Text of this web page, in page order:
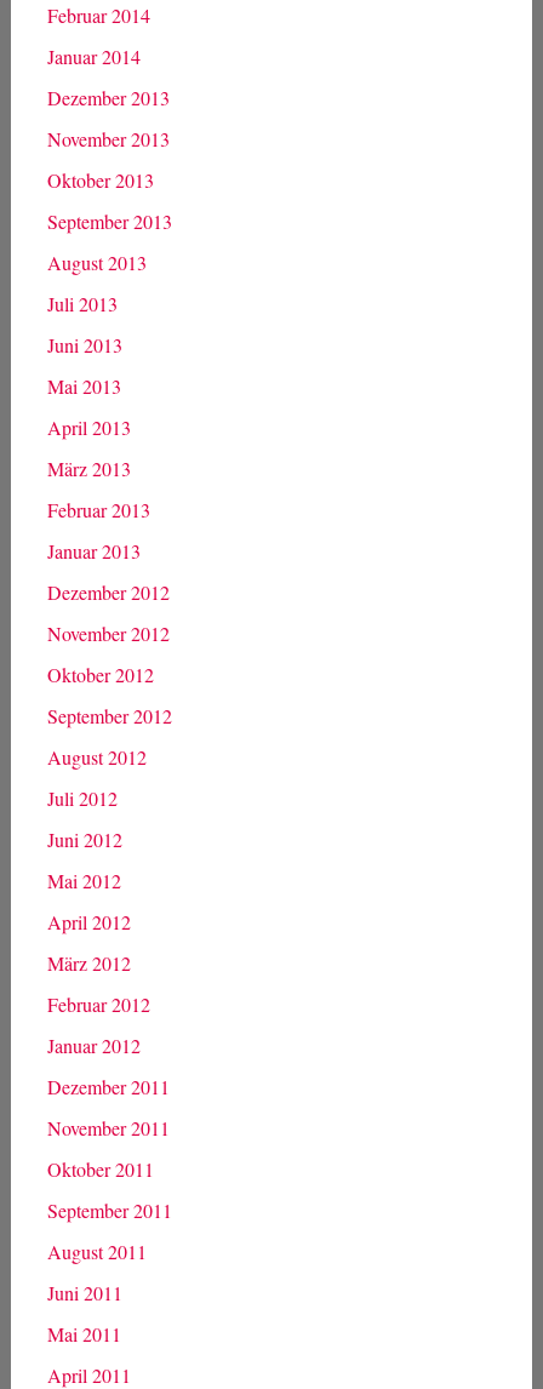
Februar 2014
Januar 2014
Dezember 2013
November 2013
Oktober 2013
September 2013
August 2013
Juli 2013
Juni 2013
Mai 2013
April 2013
März 2013
Februar 2013
Januar 2013
Dezember 2012
November 2012
Oktober 2012
September 2012
August 2012
Juli 2012
Juni 2012
Mai 2012
April 2012
März 2012
Februar 2012
Januar 2012
Dezember 2011
November 2011
Oktober 2011
September 2011
August 2011
Juni 2011
Mai 2011
April 2011